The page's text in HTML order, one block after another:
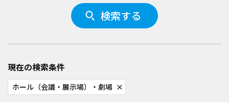
検索する
現在の検索条件
ホール（会議・展示場）・劇場 close